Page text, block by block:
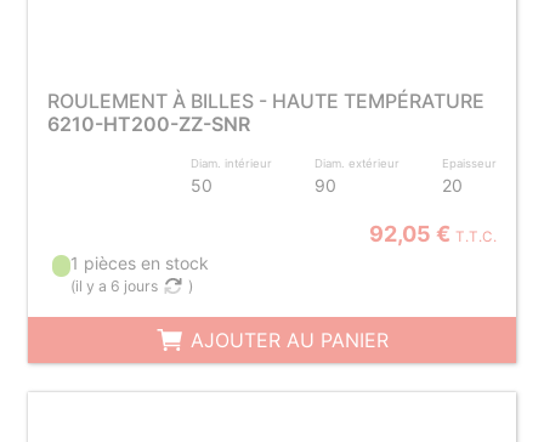
ROULEMENT À BILLES - HAUTE TEMPÉRATURE
6210-HT200-ZZ-SNR
Diam. intérieur
50
Diam. extérieur
90
Epaisseur
20
92,05 € T.T.C.
1 pièces en stock
(il y a 6 jours )
AJOUTER AU PANIER